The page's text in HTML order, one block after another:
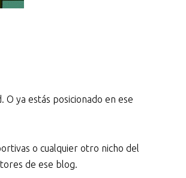
ya estás posicionado en ese
o cualquier otro nicho del
de ese blog.